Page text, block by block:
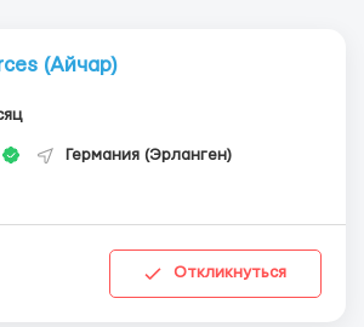
(Айчар)
Германия (Эрланген)
Откликнуться